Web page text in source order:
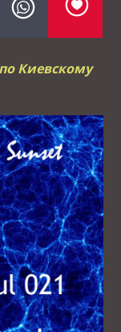
Киевскому